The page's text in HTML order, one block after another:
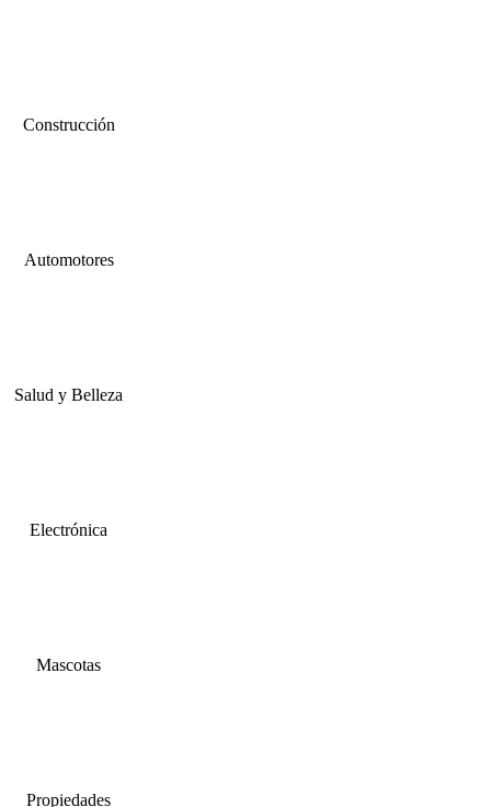
Construcción
Automotores
Salud y Belleza
Electrónica
Mascotas
Propiedades